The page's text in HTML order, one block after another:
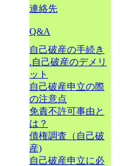
連絡先
Q&A
自己破産の手続き
.自己破産のデメリ
ット
自己破産申立の際
の注意点
免責不許可事由と
は？
債権調査（自己破
産)
自己破産申立に必